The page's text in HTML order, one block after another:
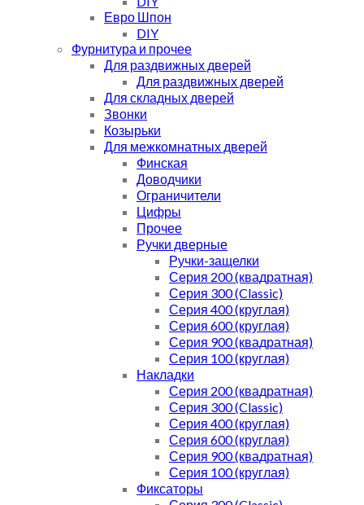
Евро Шпон
DIY
Фурнитура и прочее
Для раздвижных дверей
Для раздвижных дверей
Для складных дверей
Звонки
Козырьки
Для межкомнатных дверей
Финская
Доводчики
Ограничители
Цифры
Прочее
Ручки дверные
Ручки-защелки
Серия 200 (квадратная)
Серия 300 (Classic)
Серия 400 (круглая)
Серия 600 (круглая)
Серия 900 (квадратная)
Серия 100 (круглая)
Накладки
Серия 200 (квадратная)
Серия 300 (Classic)
Серия 400 (круглая)
Серия 600 (круглая)
Серия 900 (квадратная)
Серия 100 (круглая)
Фиксаторы